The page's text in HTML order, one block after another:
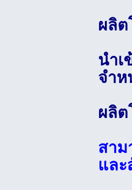
ผลิต
นำเ
จำห
ผลิต
สา
แล